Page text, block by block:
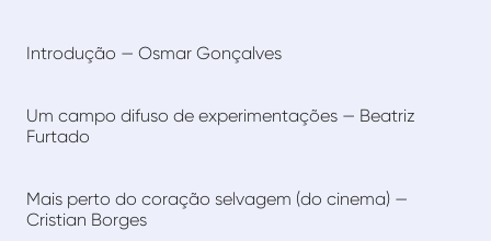
Introdução — Osmar Gonçalves
Um campo difuso de experimentações — Beatriz
Furtado
Mais perto do coração selvagem (do cinema) —
Cristian Borges